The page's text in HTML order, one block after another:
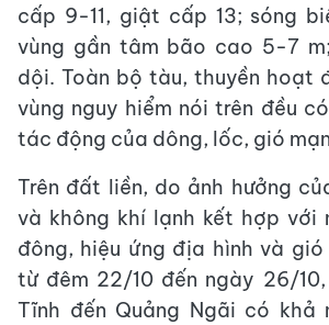
cấp 9-11, giật cấp 13; sóng
vùng gần tâm bão cao 5-7
dội. Toàn bộ tàu, thuyền hoạt
vùng nguy hiểm nói trên đều
tác động của dông, lốc, gió
Trên đất liền, do ảnh hưởng
và không khí lạnh kết hợp với
đông, hiệu ứng địa hình và
từ đêm 22/10 đến ngày 26/
Tĩnh đến Quảng Ngãi có khả